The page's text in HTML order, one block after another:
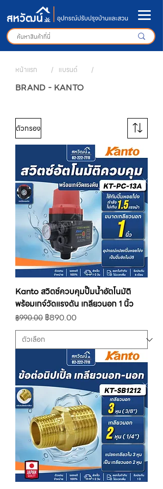
หน้าแรก / แบรนด์ /
BRAND - KANTO
ตัวกรอง
Kanto สวิตช์ควบคุมปั๊มน้ำอัตโนมัติ
พร้อมเกจ์วัดแรงดัน เกลียวนอก 1 นิ้ว
ราคาปกติ
฿990.00 ราคาขายลด
฿890.00